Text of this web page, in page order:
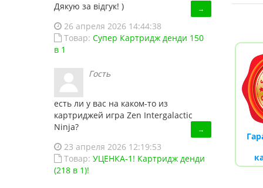
Дякую за відгук! ) →
26 апреля 2026 14:44:38
Товар: Супер Картридж денди 150
в 1
Гость
есть ли у вас на каком-то из
картриджей игра Zen Intergalactic
Ninja?
→
23 апреля 2026 12:19:53
Товар: УЦЕНКА-1! Картридж денди
(218 в 1)!